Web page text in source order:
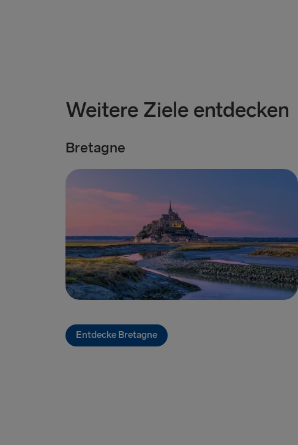
Weitere Ziele entdecken
Bretagne
Entdecke Bretagne